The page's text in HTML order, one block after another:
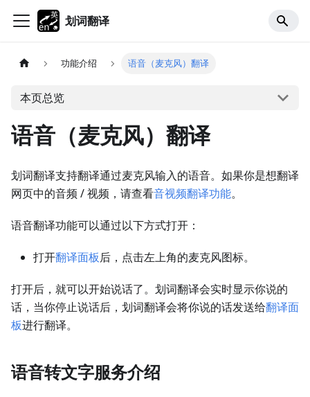
划词翻译
功能介绍 语音（麦克风）翻译
本页总览
语音（麦克风）翻译
划词翻译支持翻译通过麦克风输入的语音。如果你是想翻译
网页中的音频 / 视频，请查看音视频翻译功能。
语音翻译功能可以通过以下方式打开：
打开翻译面板后，点击左上角的麦克风图标。
打开后，就可以开始说话了。划词翻译会实时显示你说的
话，当你停止说话后，划词翻译会将你说的话发送给翻译面
板进行翻译。
语音转文字服务介绍